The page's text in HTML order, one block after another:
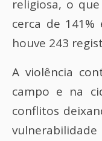
religiosa, o
cerca de
houve 243
A violência
campo e na
conflitos